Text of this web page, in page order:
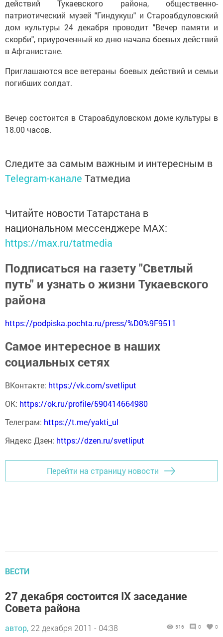
действий Тукаевского района, общественно-
патриотический музей "Гиндукуш" и Староабдуловский
дом культуры 24 декабря проводит "Вечер памяти и
скорби", приуроченный ко дню начала боевых действий
в Афганистане.
Приглашаются все ветераны боевых действий и семьи
погибших солдат.
Вечер состоится в Староабдуловском доме культуры в
18.00 часов.
Следите за самым важным и интересным в
Telegram-канале Татмедиа
Читайте новости Татарстана в
национальном мессенджере MАХ:
https://max.ru/tatmedia
Подписаться на газету "Светлый
путь" и узнать о жизни Тукаевского
района
https://podpiska.pochta.ru/press/%D0%9F9511
Самое интересное в наших
социальных сетях
ВКонтакте: https://vk.com/svetliput
ОК: https://ok.ru/profile/590414664980
Телеграм: https://t.me/yakti_ul
Яндекс Дзен: https://dzen.ru/svetliput
Перейти на страницу новости
ВЕСТИ
27 декабря состоится IX заседание
Совета района
автор, 22 декабря 2011 - 04:38 516 0 0